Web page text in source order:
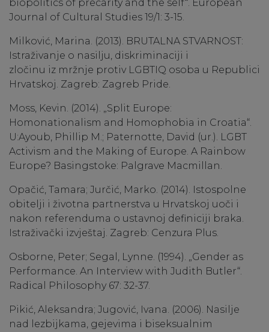
biopolitics of precarity and the self“. European
Journal of Cultural Studies 19/1: 3-15.
Milković, Marina. (2013). BRUTALNA STVARNOST:
Istraživanje o nasilju, diskriminaciji i
zločinu iz mržnje protiv LGBTIQ osoba u Republici
Hrvatskoj. Zagreb: Zagreb Pride.
Moss, Kevin. (2014). „Split Europe:
Homonationalism and Homophobia in Croatia“.
U:Ayoub, Phillip M.; Paternotte, David (ur.). LGBT
Activism and the Making of Europe. A Rainbow
Europe? Basingstoke: Palgrave Macmillan.
Opačić, Tamara; Jurčić, Marko. (2014). Istospolne
obitelji i životna partnerstva u Hrvatskoj uoči i
nakon referenduma o ustavnoj definiciji braka.
Istraživački izvještaj. Zagreb: Cenzura Plus.
Osborne, Peter; Segal, Lynne. (1994). „Gender as
Performance. An Interview with Judith Butler“.
Radical Philosophy 67: 32-37.
Pikić, Aleksandra; Jugović, Ivana. (2006). Nasilje
nad lezbijkama, gejevima i biseksualnim